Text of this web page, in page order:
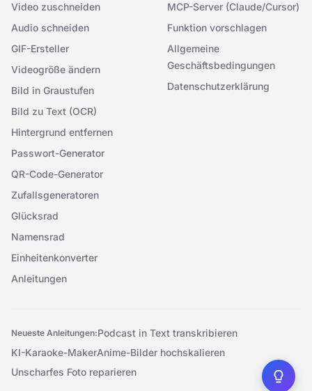
Video zuschneiden
Audio schneiden
GIF-Ersteller
Videogröße ändern
Bild in Graustufen
Bild zu Text (OCR)
Hintergrund entfernen
Passwort-Generator
QR-Code-Generator
Zufallsgeneratoren
Glücksrad
Namensrad
Einheitenkonverter
Anleitungen
MCP-Server (Claude/Cursor)
Funktion vorschlagen
Allgemeine
Geschäftsbedingungen
Datenschutzerklärung
Neueste Anleitungen:Podcast in Text transkribieren
KI-Karaoke-MakerAnime-Bilder hochskalieren
Unscharfes Foto reparieren